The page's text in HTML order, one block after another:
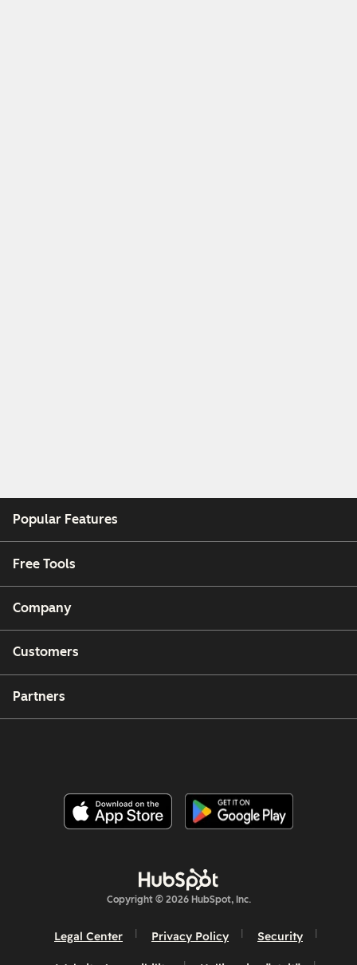
Popular Features
Free Tools
Company
Customers
Partners
Copyright © 2026 HubSpot, Inc.
Legal Center Privacy Policy Security